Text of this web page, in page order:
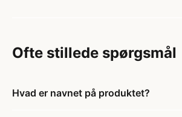
Ofte stillede spørgsmål
Hvad er navnet på produktet?